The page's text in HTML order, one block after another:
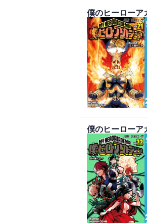
僕のヒーローア
僕のヒーローア